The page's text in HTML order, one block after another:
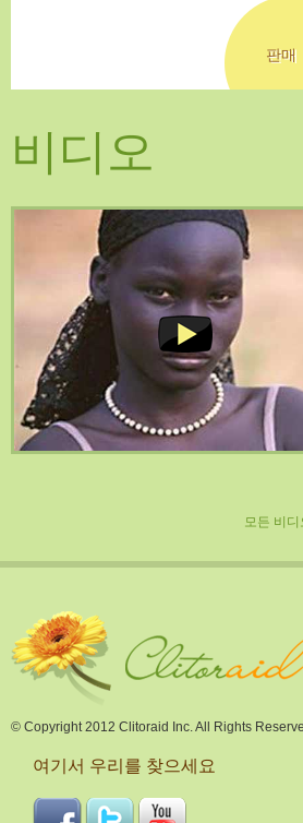
판매
비디오
모든 비디
© Copyright 2012 Clitoraid Inc. All Rights
여기서 우리를 찾으세요